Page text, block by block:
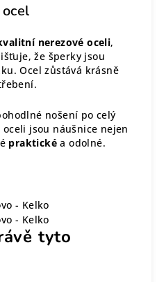
nerezové oceli,
že šperky jsou
Ocel zůstává krásně
nošení po celý
jsou náušnice nejen
praktické a odolné.
tyto